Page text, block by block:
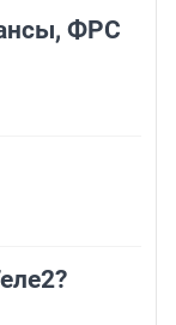
ФРС